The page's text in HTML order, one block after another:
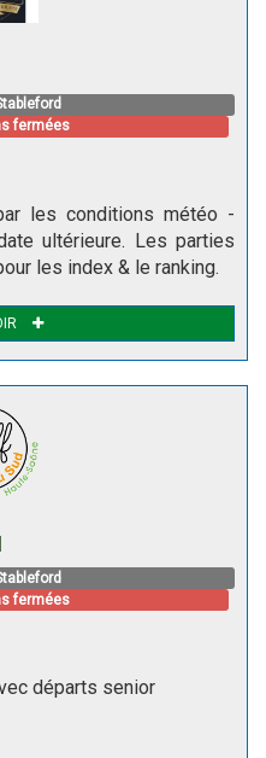
fermées
les conditions météo -
ultérieure. Les parties
les index & le ranking.
fermées
départs senior